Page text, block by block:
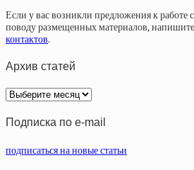
Если у вас возникли предложения к работе
поводу размещенных материалов,
контактов.
Архив статей
Архив
статей
Подписка по e-mail
подписаться на новые статьи